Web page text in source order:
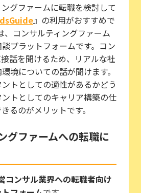
グファームに転職を検討して
』の利用がおすすめで
、コンサルティングファーム
プラットフォームです。コン
話を聞けるため、リアルな社
境についての話が聞けます。
トとしての適性があるかどう
トとしてのキャリア構築の仕
るのがメリットです。
グファームへの転職に
コンサル業界への転職者向け